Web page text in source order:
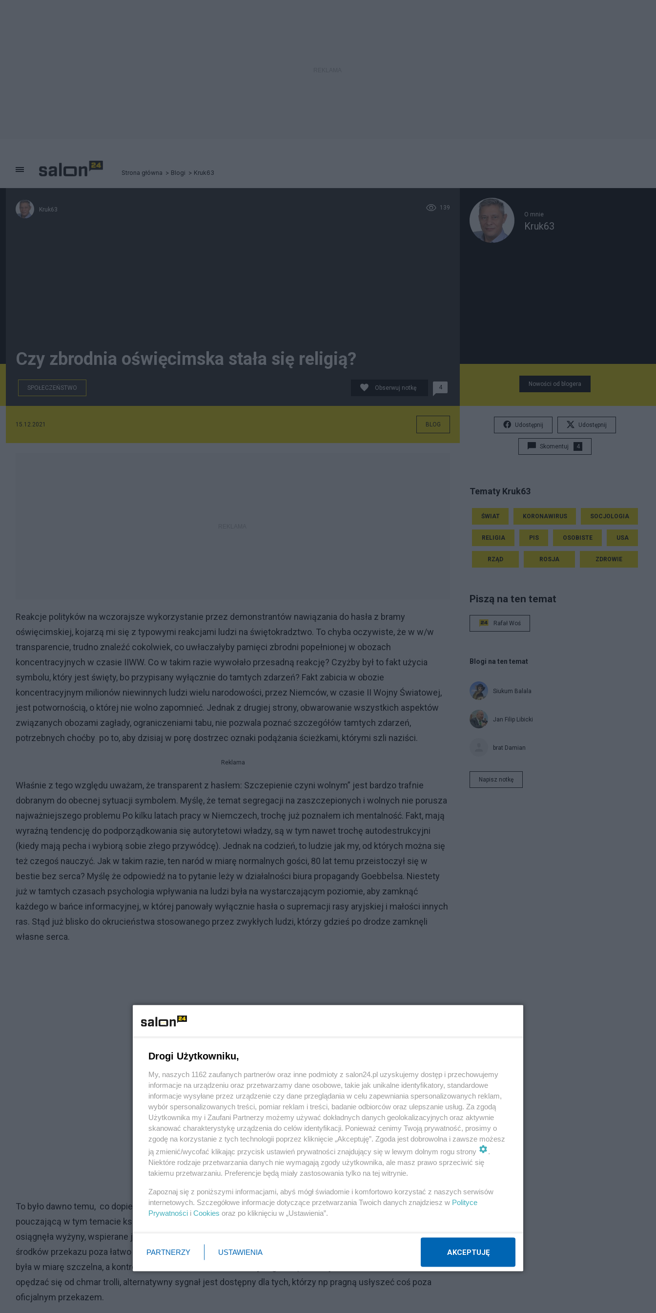
Strona główna Blogi Kruk63
Kruk63 139
Czy zbrodnia oświęcimska stała się religią?
SPOŁECZEŃSTWO Obserwuj notkę 4
15.12.2021 BLOG
Reakcje polityków na wczorajsze wykorzystanie przez demonstrantów nawiązania do hasła z bramy
oświęcimskiej, kojarzą mi się z typowymi reakcjami ludzi na świętokradztwo. To chyba oczywiste, że w w/w
transparencie, trudno znaleźć cokolwiek, co uwłaczałyby pamięci zbrodni popełnionej w obozach
koncentracyjnych w czasie IIWW. Co w takim razie wywołało przesadną reakcję? Czyżby był to fakt użycia
symbolu, który jest święty, bo przypisany wyłącznie do tamtych zdarzeń? Fakt zabicia w obozie
koncentracyjnym milionów niewinnych ludzi wielu narodowości, przez Niemców, w czasie II Wojny Światowej,
jest potwornością, o której nie wolno zapomnieć. Jednak z drugiej strony, obwarowanie wszystkich aspektów
związanych obozami zagłady, ograniczeniami tabu, nie pozwala poznać szczegółów tamtych zdarzeń,
potrzebnych choćby po to, aby dzisiaj w porę dostrzec oznaki podążania ścieżkami, którymi szli naziści.
Reklama
Właśnie z tego względu uważam, że transparent z hasłem: Szczepienie czyni wolnym” jest bardzo trafnie
dobranym do obecnej sytuacji symbolem. Myślę, że temat segregacji na zaszczepionych i wolnych nie porusza
najważniejszego problemu Po kilku latach pracy w Niemczech, trochę już poznałem ich mentalność. Fakt, mają
wyraźną tendencję do podporządkowania się autorytetowi władzy, są w tym nawet trochę autodestrukcyjni
(kiedy mają pecha i wybiorą sobie złego przywódcę). Jednak na codzień, to ludzie jak my, od których można się
też czegoś nauczyć. Jak w takim razie, ten naród w miarę normalnych gości, 80 lat temu przeistoczył się w
bestie bez serca? Myślę że odpowiedź na to pytanie leży w działalności biura propagandy Goebbelsa. Niestety
już w tamtych czasach psychologia wpływania na ludzi była na wystarczającym poziomie, aby zamknąć
każdego w bańce informacyjnej, w której panowały wyłącznie hasła o supremacji rasy aryjskiej i małości innych
ras. Stąd już blisko do okrucieństwa stosowanego przez zwykłych ludzi, którzy gdzieś po drodze zamknęli
własne serca.
To było dawno temu, co dopiero w dzisiejszych czasach, kiedy nauka o wpływie na ludzi ( polecam wielce
pouczającą w tym temacie książkę Roberta Cialdiniego: Wywieranie wpływu na ludzi : teoria i praktyka.)
osiągnęła wyżyny, wspierane jeszcze techniką. W latach 30 XX wieku nie było powszechnie dostępnych
środków przekazu poza łatwo kontrolowaną centralnie prasą i radiem. Stąd wykreowana bańka informacyjna
była w miarę szczelna, a kontrola nad ludźmi skuteczna. Dzisiaj Bogu dzięki mamy internet i chociaż trzeba
opędzać się od chmar trolli, alternatywny sygnał jest dostępny dla tych, którzy np pragną usłyszeć coś poza
oficjalnym przekazem.
O mnie
Kruk63
Nowości od blogera
Udostępnij Udostępnij
Skomentuj 4
Tematy Kruk63
ŚWIAT KORONAWIRUS SOCJOLOGIA
RELIGIA PIS OSOBISTE USA
RZĄD ROSJA ZDROWIE
Piszą na ten temat
Rafał Woś
Blogi na ten temat
Siukum Balala
Jan Filip Libicki
brat Damian
Napisz notkę
Drogi Użytkowniku,
My, naszych 1162 zaufanych partnerów oraz inne podmioty z salon24.pl uzyskujemy dostęp i przechowujemy
informacje na urządzeniu oraz przetwarzamy dane osobowe, takie jak unikalne identyfikatory, standardowe
informacje wysyłane przez urządzenie czy dane przeglądania w celu zapewniania spersonalizowanych reklam,
wybór spersonalizowanych treści, pomiar reklam i treści, badanie odbiorców oraz ulepszanie usług. Za zgodą
Użytkownika my i Zaufani Partnerzy możemy używać dokładnych danych geolokalizacyjnych oraz aktywnie
skanować charakterystykę urządzenia do celów identyfikacji. Ponieważ cenimy Twoją prywatność, prosimy o
zgodę na korzystanie z tych technologii poprzez kliknięcie „Akceptuję”. Zgoda jest dobrowolna i zawsze możesz
ją zmienić/wycofać klikając przycisk ustawień prywatności znajdujący się w lewym dolnym rogu strony
.
Niektóre rodzaje przetwarzania danych nie wymagają zgody użytkownika, ale masz prawo sprzeciwić się
takiemu przetwarzaniu. Preferencje będą miały zastosowania tylko na tej witrynie.
Zapoznaj się z poniższymi informacjami, abyś mógł świadomie i komfortowo korzystać z naszych serwisów
internetowych. Szczegółowe informacje dotyczące przetwarzania Twoich danych znajdziesz w Polityce
Prywatności i Cookies oraz po kliknięciu w „Ustawienia”.
PARTNERZY USTAWIENIA AKCEPTUJĘ